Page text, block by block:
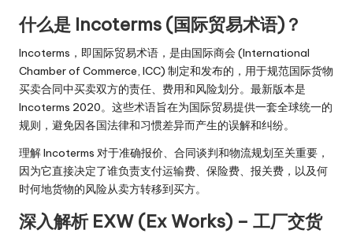
什么是 Incoterms (国际贸易术语)？
Incoterms，即国际贸易术语，是由国际商会 (International
Chamber of Commerce, ICC) 制定和发布的，用于规范国际货物
买卖合同中买卖双方的责任、费用和风险划分。最新版本是
Incoterms 2020。这些术语旨在为国际贸易提供一套全球统一的
规则，避免因各国法律和习惯差异而产生的误解和纠纷。
理解 Incoterms 对于准确报价、合同谈判和物流规划至关重要，
因为它直接决定了谁负责支付运输费、保险费、报关费，以及何
时何地货物的风险从卖方转移到买方。
深入解析 EXW (Ex Works) – 工厂交货